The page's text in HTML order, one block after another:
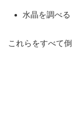
水晶を調べ
これらをすべて